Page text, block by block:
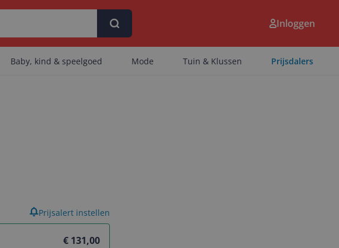
Inloggen
Baby, kind & speelgoed Mode Tuin & Klussen Prijsdalers
€ 131,00
Prijsalert instellen